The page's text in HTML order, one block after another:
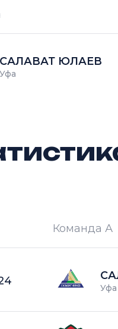
САЛАВАТ ЮЛАЕВ
Уфа
Команда А
Уфа